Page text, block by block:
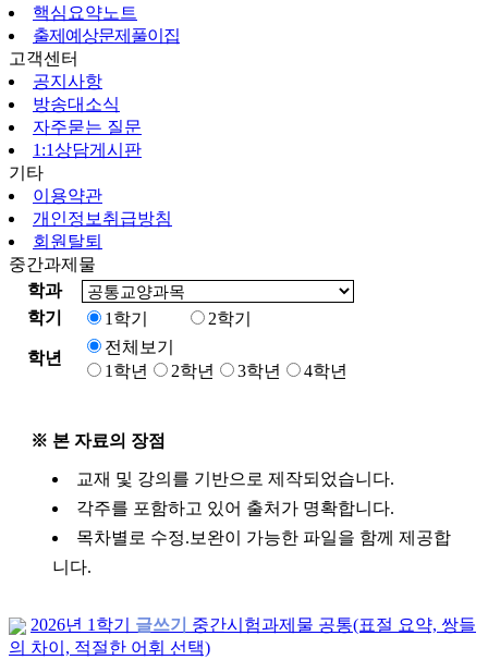
핵심요약노트
출제예상문제풀이집
고객센터
공지사항
방송대소식
자주묻는 질문
1:1상담게시판
기타
이용약관
개인정보취급방침
회원탈퇴
중간과제물
학과
학기
1학기 2학기
학년
전체보기
1학년
2학년 3학년 4학년
※ 본 자료의 장점
교재 및 강의를 기반으로 제작되었습니다.
각주를 포함하고 있어 출처가 명확합니다.
목차별로 수정.보완이 가능한 파일을 함께 제공합
니다.
2026년 1학기 글쓰기 중간시험과제물 공통(표절 요약, 쌍들
의 차이, 적절한 어휘 선택)